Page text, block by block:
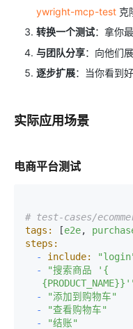
ywright-mcp-test 克
转换一个测试：拿你
与团队分享：向他们
逐步扩展：当你看到
实际应用场景
电商平台测试
# test-cases/
tags:
[e2e,
steps:
-
include:
-
"搜索商品 '{
-
"添加到购物车"
-
"查看购物车"
-
"结账"